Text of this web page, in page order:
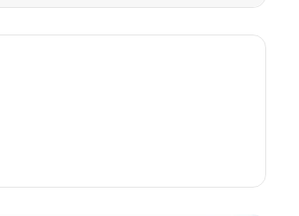
Forkopimda, Bangun Soliditas Antar